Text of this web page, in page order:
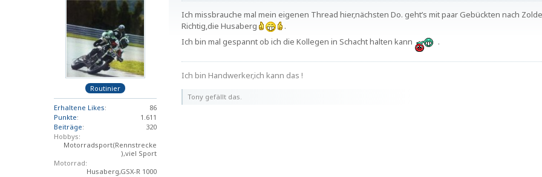
Routinier
Erhaltene Likes
86
Punkte
1.611
Beiträge
320
Hobbys
Motorradsport(Rennstrecke
),viel Sport
Motorrad
Husaberg,GSX-R 1000
Ich missbrauche mal mein eigenen Thread hier,nächsten Do. geht’s mit paar Gebückten nach
Richtig,die Husaberg
.
Ich bin mal gespannt ob ich die Kollegen in Schacht halten kann
.
Ich bin Handwerker,ich kann das !
Tony gefällt das.